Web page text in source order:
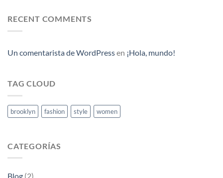
RECENT COMMENTS
Un comentarista de WordPressen ¡Hola, mundo!
TAG CLOUD
brooklyn fashion style women
CATEGORÍAS
Blog (2)